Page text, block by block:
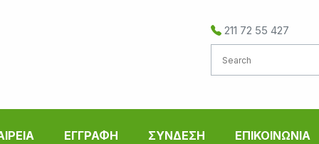
211 72 55 427
ΕΓΓΡΑΦΗ ΣΥΝΔΕΣΗ ΕΠΙΚΟΙΝΩΝΙΑ